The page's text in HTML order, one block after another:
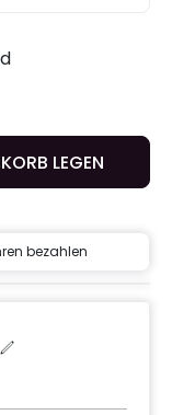
LEGEN
bezahlen